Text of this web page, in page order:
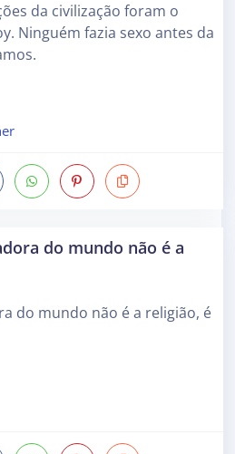
da civilização foram o
Ninguém fazia sexo antes da
do mundo não é a
do mundo não é a religião, é